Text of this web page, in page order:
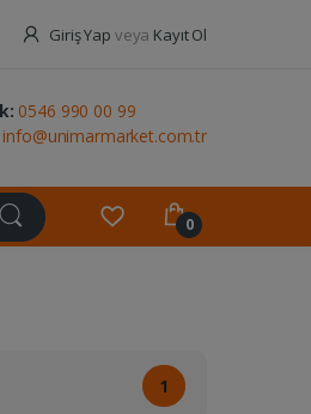
Giriş Yap veya Kayıt Ol
0546 990 00 99
info@unimarmarket.com.tr
0
1